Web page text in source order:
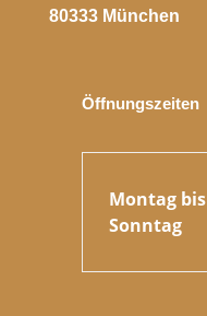
80333 München
Öffnungszeiten
Montag bis
Sonntag